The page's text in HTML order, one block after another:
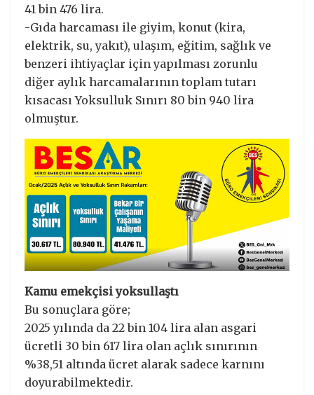
41 bin 476 lira.
-Gıda harcaması ile giyim, konut (kira,
elektrik, su, yakıt), ulaşım, eğitim, sağlık ve
benzeri ihtiyaçlar için yapılması zorunlu
diğer aylık harcamalarının toplam tutarı
kısacası Yoksulluk Sınırı 80 bin 940 lira
olmuştur.
Kamu emekçisi yoksullaştı
Bu sonuçlara göre;
2025 yılında da 22 bin 104 lira alan asgari
ücretli 30 bin 617 lira olan açlık sınırının
%38,51 altında ücret alarak sadece karnını
doyurabilmektedir.